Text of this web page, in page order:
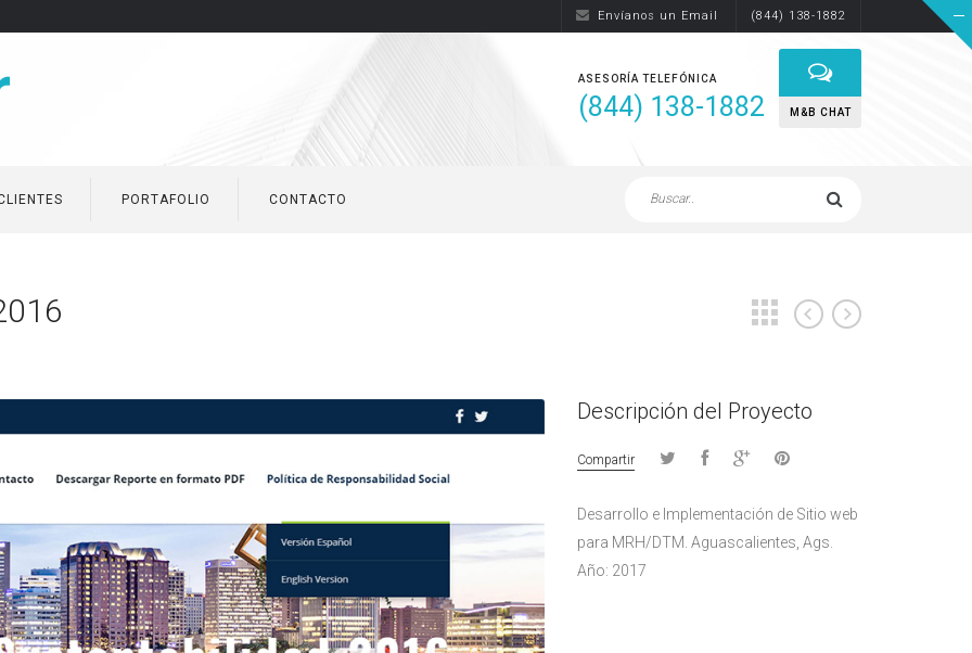
Envíanos un Email (844) 138-1882
ASESORÍA TELEFÓNICA
(844) 138-1882 M&B CHAT
PORTAFOLIO CONTACTO
Descripción del Proyecto
Compartir
Desarrollo e Implementación de Sitio web
para MRH/DTM. Aguascalientes, Ags.
Año: 2017